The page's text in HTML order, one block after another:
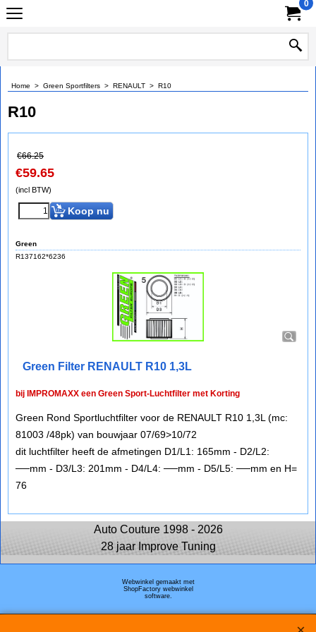
0
Home > Green Sportfilters > RENAULT > R10
R10
€66.25
€59.65
(incl BTW)
Koop nu
Green
R137162*6236
Green Filter RENAULT R10 1,3L
bij IMPROMAXX een Green Sport-Luchtfilter met Korting
Green Rond Sportluchtfilter voor de RENAULT R10 1,3L (mc:
81003 /48pk) van bouwjaar 07/69>10/72
dit luchtfilter heeft de afmetingen D1/L1: 165mm - D2/L2:
──mm - D3/L3: 201mm - D4/L4: ──mm - D5/L5: ──mm en H=
76
Auto Couture 1998 - 2026
28 jaar Improve Tuning
Webwinkel gemaakt met
ShopFactory webwinkel
software.